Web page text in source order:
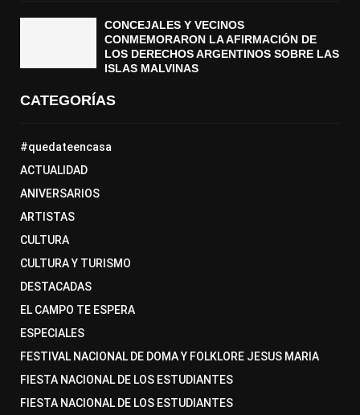
CONCEJALES Y VECINOS
CONMEMORARON LA AFIRMACIÓN DE
LOS DERECHOS ARGENTINOS SOBRE LAS
ISLAS MALVINAS
CATEGORÍAS
#quedateencasa
ACTUALIDAD
ANIVERSARIOS
ARTISTAS
CULTURA
CULTURA Y TURISMO
DESTACADAS
EL CAMPO TE ESPERA
ESPECIALES
FESTIVAL NACIONAL DE DOMA Y FOLKLORE JESUS MARIA
FIESTA NACIONAL DE LOS ESTUDIANTES
FIESTA NACIONAL DE LOS ESTUDIANTES